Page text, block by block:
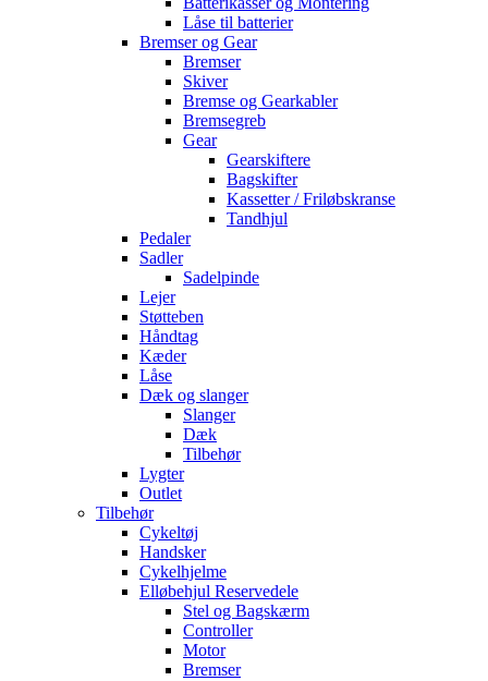
Låse til batterier
Bremser og Gear
Bremser
Skiver
Bremse og Gearkabler
Bremsegreb
Gear
Gearskiftere
Bagskifter
Kassetter / Friløbskranse
Tandhjul
Pedaler
Sadler
Sadelpinde
Lejer
Støtteben
Håndtag
Kæder
Låse
Dæk og slanger
Slanger
Dæk
Tilbehør
Lygter
Outlet
Tilbehør
Cykeltøj
Handsker
Cykelhjelme
Elløbehjul Reservedele
Stel og Bagskærm
Controller
Motor
Bremser